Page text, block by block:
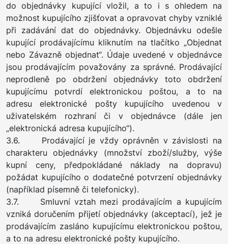
do objednávky kupující vložil, a to i s ohledem na
možnost kupujícího zjišťovat a opravovat chyby vzniklé
při zadávání dat do objednávky. Objednávku odešle
kupující prodávajícímu kliknutím na tlačítko „Objednat
nebo Závazně objednat“. Údaje uvedené v objednávce
jsou prodávajícím považovány za správné. Prodávající
neprodleně po obdržení objednávky toto obdržení
kupujícímu potvrdí elektronickou poštou, a to na
adresu elektronické pošty kupujícího uvedenou v
uživatelském rozhraní či v objednávce (dále jen
„elektronická adresa kupujícího“).
3.6. Prodávající je vždy oprávněn v závislosti na
charakteru objednávky (množství zboží/služby, výše
kupní ceny, předpokládané náklady na dopravu)
požádat kupujícího o dodatečné potvrzení objednávky
(například písemně či telefonicky).
3.7. Smluvní vztah mezi prodávajícím a kupujícím
vzniká doručením přijetí objednávky (akceptací), jež je
prodávajícím zasláno kupujícímu elektronickou poštou,
a to na adresu elektronické pošty kupujícího.